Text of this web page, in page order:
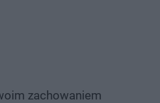
zachowaniem